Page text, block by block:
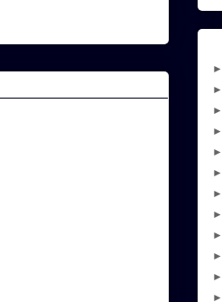
►
►
►
►
►
►
►
►
►
►
►
►